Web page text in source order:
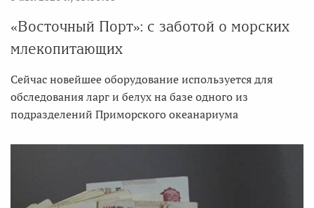
«Восточный Порт»: с заботой о морских
млекопитающих
Сейчас новейшее оборудование используется для
обследования ларг и белух на базе одного из
подразделений Приморского океанариума